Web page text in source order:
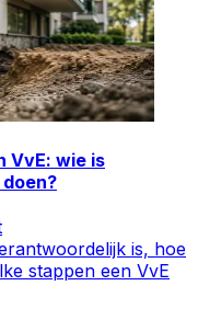
VvE: wie is
is, hoe
stappen een VvE